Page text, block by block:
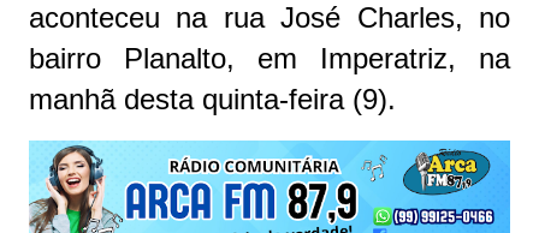
aconteceu na rua José Charles, no
bairro Planalto, em Imperatriz, na
manhã desta quinta-feira (9).